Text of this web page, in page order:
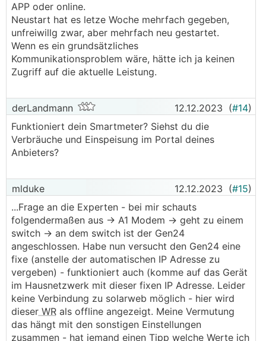
APP oder online.
Neustart hat es letze Woche mehrfach gegeben,
unfreiwillg zwar, aber mehrfach neu gestartet.
Wenn es ein grundsätzliches
Kommunikationsproblem wäre, hätte ich ja keinen
Zugriff auf die aktuelle Leistung.
derLandmann 12.12.2023 (#14)
Funktioniert dein Smartmeter? Siehst du die
Verbräuche und Einspeisung im Portal deines
Anbieters?
mlduke 12.12.2023 (#15)
...Frage an die Experten - bei mir schauts
folgendermaßen aus -> A1 Modem -> geht zu einem
switch -> an dem switch ist der Gen24
angeschlossen. Habe nun versucht den Gen24 eine
fixe (anstelle der automatischen IP Adresse zu
vergeben) - funktioniert auch (komme auf das Gerät
im Hausnetzwerk mit dieser fixen IP Adresse. Leider
keine Verbindung zu solarweb möglich - hier wird
dieser WR als offline angezeigt. Meine Vermutung
das hängt mit den sonstigen Einstellungen
zusammen - hat jemand einen Tipp welche Werte ich